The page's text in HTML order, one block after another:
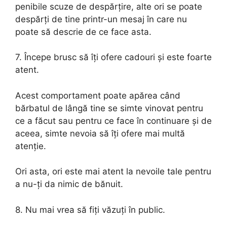
penibile scuze de despărțire, alte ori se poate
despărți de tine printr-un mesaj în care nu
poate să descrie de ce face asta.
7. Începe brusc să îți ofere cadouri și este foarte
atent.
Acest comportament poate apărea când
bărbatul de lângă tine se simte vinovat pentru
ce a făcut sau pentru ce face în continuare și de
aceea, simte nevoia să îți ofere mai multă
atenție.
Ori asta, ori este mai atent la nevoile tale pentru
a nu-ți da nimic de bănuit.
8. Nu mai vrea să fiți văzuți în public.